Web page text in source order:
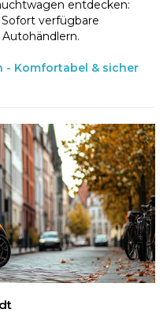
entdecken:
verfügbare
- Komfortabel & sicher